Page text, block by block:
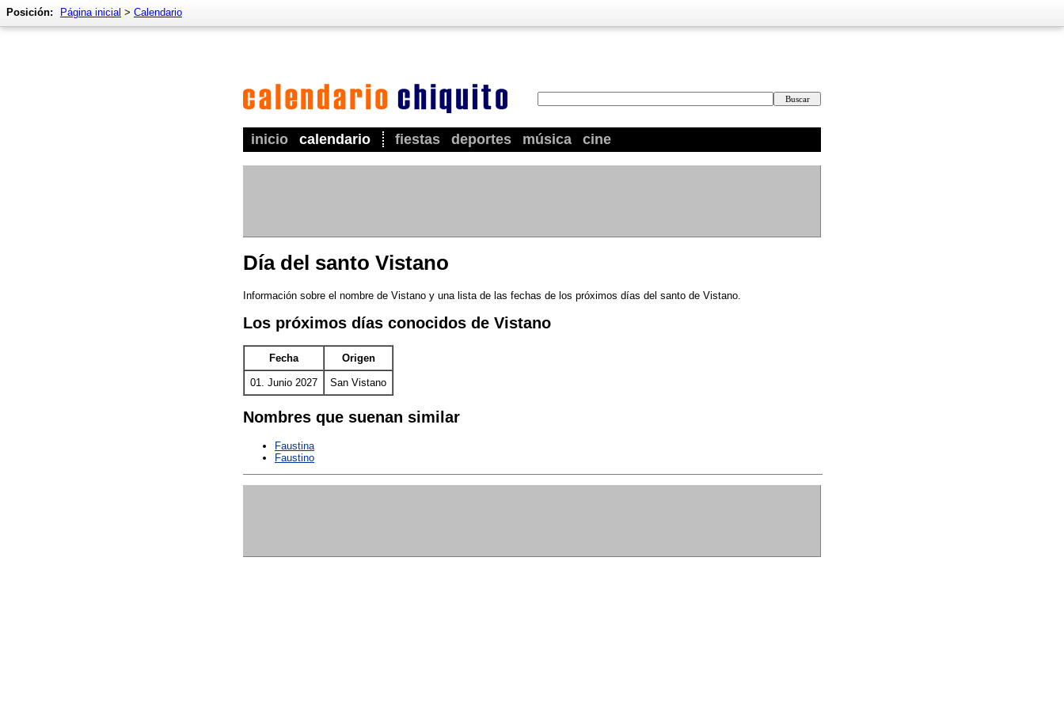
inicio calendario fiestas deportes música cine
Posición: Página inicial > Calendario
Día del santo Vistano
Información sobre el nombre de Vistano y una lista de las fechas de los próximos días del santo de Vistano.
Los próximos días conocidos de Vistano
Fecha Origen
01. Junio 2027 San Vistano
Nombres que suenan similar
Faustina
Faustino